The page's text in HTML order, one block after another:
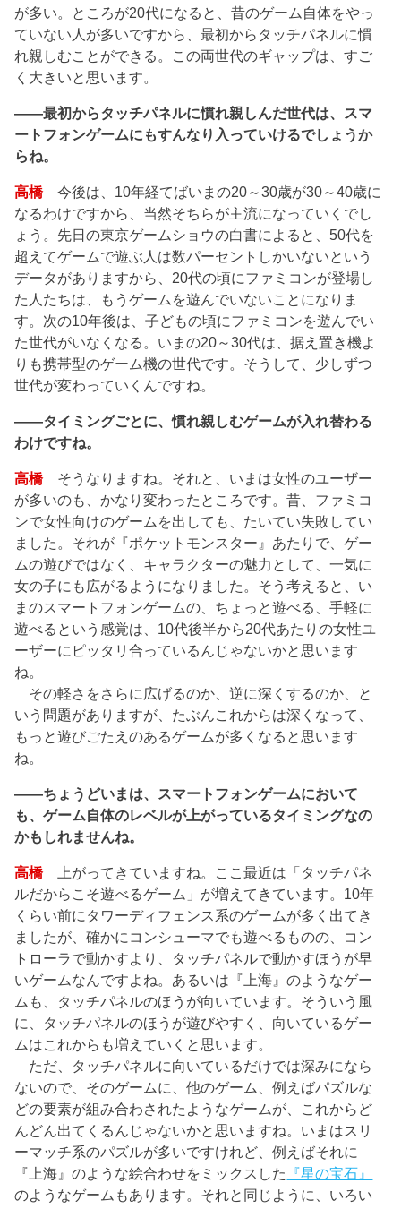
が多い。ところが20代になると、昔のゲーム自体をやっ
ていない人が多いですから、最初からタッチパネルに慣
れ親しむことができる。この両世代のギャップは、すご
く大きいと思います。
――最初からタッチパネルに慣れ親しんだ世代は、スマ
ートフォンゲームにもすんなり入っていけるでしょうか
らね。
高橋今後は、10年経てばいまの20～30歳が30～40歳に
なるわけですから、当然そちらが主流になっていくでし
ょう。先日の東京ゲームショウの白書によると、50代を
超えてゲームで遊ぶ人は数パーセントしかいないという
データがありますから、20代の頃にファミコンが登場し
た人たちは、もうゲームを遊んでいないことになりま
す。次の10年後は、子どもの頃にファミコンを遊んでい
た世代がいなくなる。いまの20～30代は、据え置き機よ
りも携帯型のゲーム機の世代です。そうして、少しずつ
世代が変わっていくんですね。
――タイミングごとに、慣れ親しむゲームが入れ替わる
わけですね。
高橋そうなりますね。それと、いまは女性のユーザー
が多いのも、かなり変わったところです。昔、ファミコ
ンで女性向けのゲームを出しても、たいてい失敗してい
ました。それが『ポケットモンスター』あたりで、ゲー
ムの遊びではなく、キャラクターの魅力として、一気に
女の子にも広がるようになりました。そう考えると、い
まのスマートフォンゲームの、ちょっと遊べる、手軽に
遊べるという感覚は、10代後半から20代あたりの女性ユ
ーザーにピッタリ合っているんじゃないかと思います
ね。
その軽さをさらに広げるのか、逆に深くするのか、と
いう問題がありますが、たぶんこれからは深くなって、
もっと遊びごたえのあるゲームが多くなると思います
ね。
――ちょうどいまは、スマートフォンゲームにおいて
も、ゲーム自体のレベルが上がっているタイミングなの
かもしれませんね。
高橋上がってきていますね。ここ最近は「タッチパネ
ルだからこそ遊べるゲーム」が増えてきています。10年
くらい前にタワーディフェンス系のゲームが多く出てき
ましたが、確かにコンシューマでも遊べるものの、コン
トローラで動かすより、タッチパネルで動かすほうが早
いゲームなんですよね。あるいは『上海』のようなゲー
ムも、タッチパネルのほうが向いています。そういう風
に、タッチパネルのほうが遊びやすく、向いているゲー
ムはこれからも増えていくと思います。
ただ、タッチパネルに向いているだけでは深みになら
ないので、そのゲームに、他のゲーム、例えばパズルな
どの要素が組み合わされたようなゲームが、これからど
んどん出てくるんじゃないかと思いますね。いまはスリ
ーマッチ系のパズルが多いですけれど、例えばそれに
『上海』のような絵合わせをミックスした
『星の宝石』
のようなゲームもあります。それと同じように、いろい